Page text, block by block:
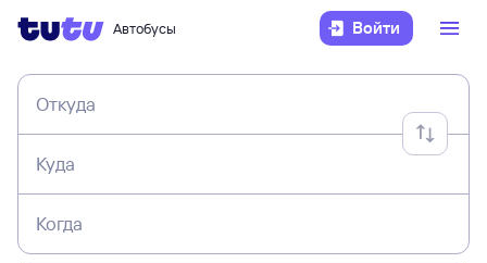
Автобусы Войти
Откуда
Куда
Когда